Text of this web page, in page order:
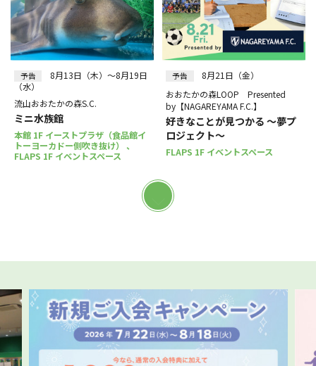
予告
8月13日（木）～8月19日
（水）
流山おおたかの森S.C.
ミニ水族館
本館 1F イーストプラザ（食品館イ
トーヨーカドー側吹き抜け） 、
FLAPS 1F イベントスペース
予告
8月21日（金）
おおたかの森LOOP Presented
by【NAGAREYAMA F.C.】
好きなことが見つかる ～夢プ
ロジェクト～
FLAPS 1F イベントスペース